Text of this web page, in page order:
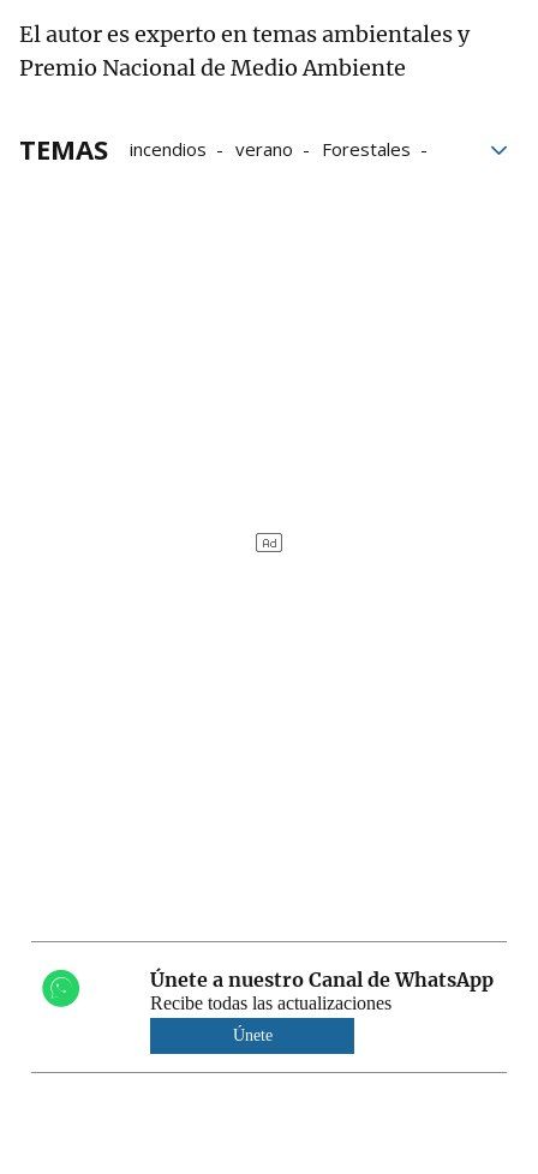
El autor es experto en temas ambientales y
Premio Nacional de Medio Ambiente
TEMAS incendios verano
Forestales
Únete a nuestro Canal de WhatsApp
Recibe todas las actualizaciones
Únete